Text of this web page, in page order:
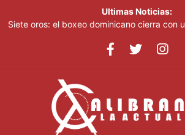
Ultimas Noticias:
Siete oros: el boxeo dominicano cierra con
Gobierno de Perú reafirma compromiso en
cuarto lugar en los Juegos Centrocaribeños
Amazon financia la construcción de enorme
EE. UU. para centros de datos
Saúl Mena le da el primer oro a RD en